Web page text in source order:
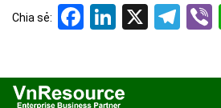
Chia sẻ: Facebook
LinkedIn
X